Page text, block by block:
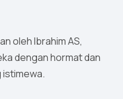
oleh Ibrahim AS,
dengan hormat dan
istimewa.